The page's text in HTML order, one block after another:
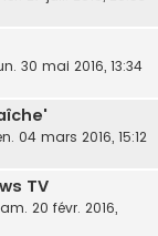
30 mai 2016, 13:34
04 mars 2016, 15:12
TV
20 févr. 2016,